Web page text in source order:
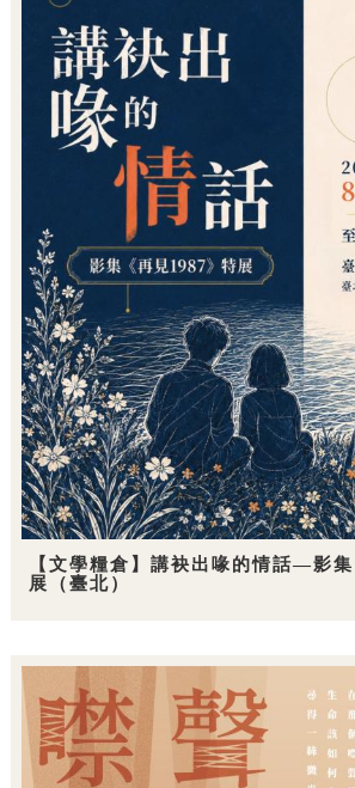
【文學糧倉】講袂出喙的情話—影
展（臺北）